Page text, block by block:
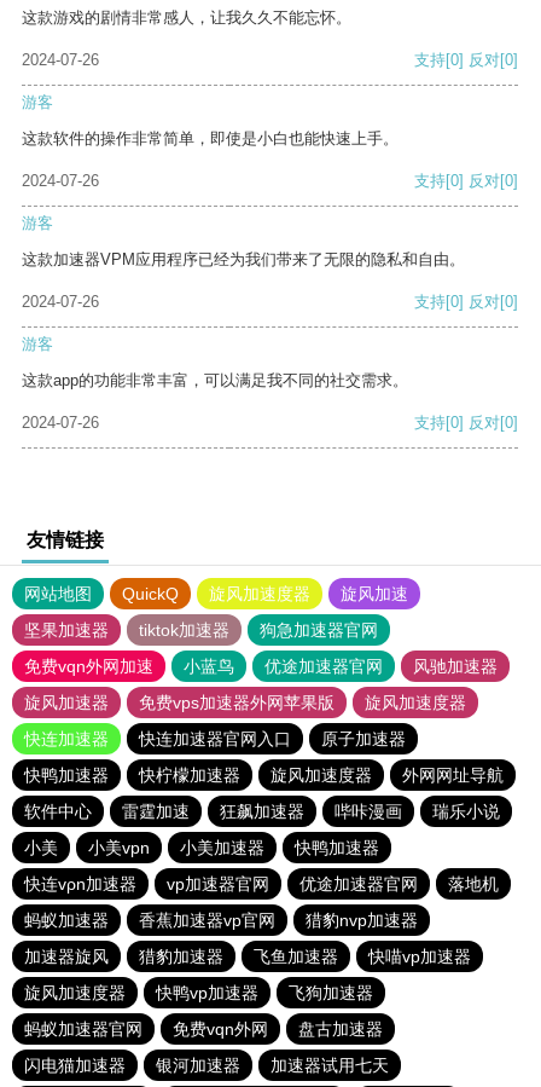
这款游戏的剧情非常感人，让我久久不能忘怀。
2024-07-26 支持[0] 反对[0]
游客
这款软件的操作非常简单，即使是小白也能快速上手。
2024-07-26 支持[0] 反对[0]
游客
这款加速器VPM应用程序已经为我们带来了无限的隐私和自由。
2024-07-26 支持[0] 反对[0]
游客
这款app的功能非常丰富，可以满足我不同的社交需求。
2024-07-26 支持[0] 反对[0]
友情链接
网站地图 QuickQ 旋风加速度器
旋风加速
坚果加速器
tiktok加速器
狗急加速器官网
免费vqn外网加速
小蓝鸟 优途加速器官网
风驰加速器
旋风加速器
免费vps加速器外网苹果版
旋风加速度器
快连加速器
快连加速器官网入口
原子加速器
快鸭加速器
快柠檬加速器 旋风加速度器
外网网址导航
软件中心
雷霆加速 狂飙加速器 哔咔漫画
瑞乐小说
小美
小美vpn 小美加速器
快鸭加速器
快连vρn加速器
vp加速器官网 优途加速器官网
落地机
蚂蚁加速器
香蕉加速器vp官网
猎豹nvp加速器
加速器旋风
猎豹加速器 飞鱼加速器
快喵vp加速器
旋风加速度器
快鸭vp加速器
飞狗加速器
蚂蚁加速器官网
免费vqn外网
盘古加速器
闪电猫加速器
银河加速器 加速器试用七天